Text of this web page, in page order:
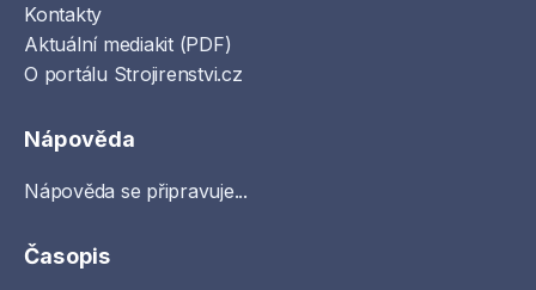
Kontakty
Aktuální mediakit (PDF)
O portálu Strojirenstvi.cz
Nápověda
Nápověda se připravuje...
Časopis